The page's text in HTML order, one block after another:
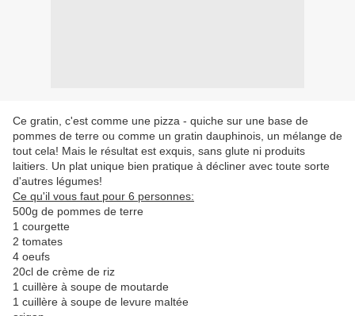
Ce gratin, c'est comme une pizza - quiche sur une base de
pommes de terre ou comme un gratin dauphinois, un mélange de
tout cela! Mais le résultat est exquis, sans glute ni produits
laitiers. Un plat unique bien pratique à décliner avec toute sorte
d'autres légumes!
Ce qu'il vous faut pour 6 personnes:
500g de pommes de terre
1 courgette
2 tomates
4 oeufs
20cl de crème de riz
1 cuillère à soupe de moutarde
1 cuillère à soupe de levure maltée